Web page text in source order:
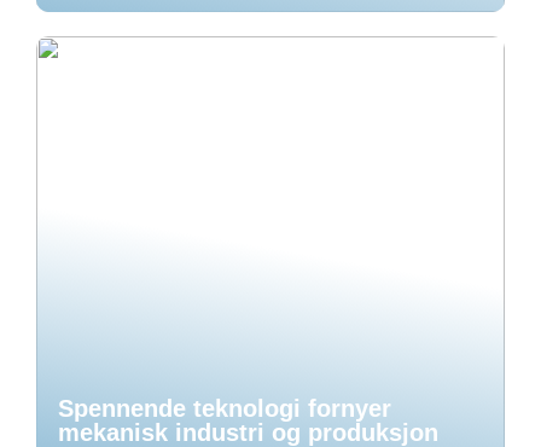
Spennende teknologi fornyer
mekanisk industri og produksjon